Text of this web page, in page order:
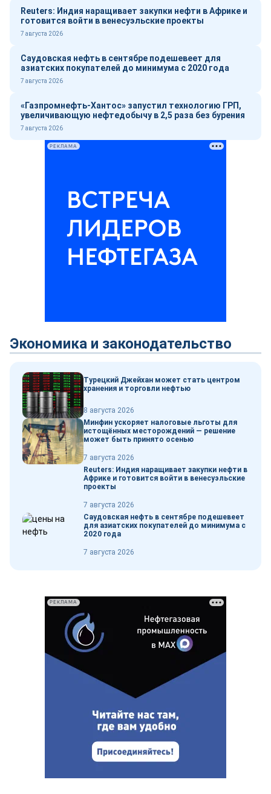
Reuters: Индия наращивает закупки нефти в Африке и
готовится войти в венесуэльские проекты
7 августа 2026
Саудовская нефть в сентябре подешевеет для
азиатских покупателей до минимума с 2020 года
7 августа 2026
«Газпромнефть-Хантос» запустил технологию ГРП,
увеличивающую нефтедобычу в 2,5 раза без бурения
7 августа 2026
РЕКЛАМА
Экономика и законодательство
Турецкий Джейхан может стать центром
хранения и торговли нефтью
8 августа 2026
Минфин ускоряет налоговые льготы для
истощённых месторождений — решение
может быть принято осенью
7 августа 2026
Reuters: Индия наращивает закупки нефти в
Африке и готовится войти в венесуэльские
проекты
7 августа 2026
Саудовская нефть в сентябре подешевеет
для азиатских покупателей до минимума с
2020 года
7 августа 2026
РЕКЛАМА